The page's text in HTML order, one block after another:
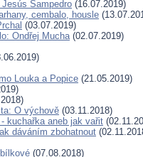
Sampedro (16.07.2019)
cembalo, housle
(03.07.2019)
Ondřej Mucha(02.07.2019)
Louka a Popice (21.05.2019)
O výchově (03.11.2018)
kuchařka aneb jak vařit
dáváním zbohatnout
(07.08.2018)